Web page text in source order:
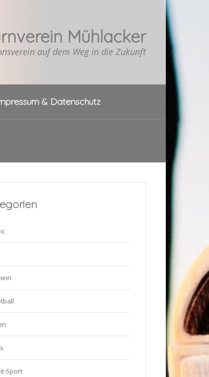
Mühlacker
auf dem Weg in die Zukunft
& Datenschutz
Sport